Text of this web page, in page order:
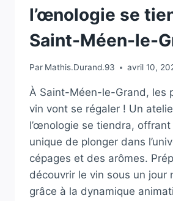
l’œnologie se
Saint-Méen-le-
Par Mathis.Durand.93 avril 10,
À Saint-Méen-le-Grand, les
vin vont se régaler ! Un
l’œnologie se tiendra,
unique de plonger dans
cépages et des arômes.
découvrir le vin sous un jour
grâce à la dynamique